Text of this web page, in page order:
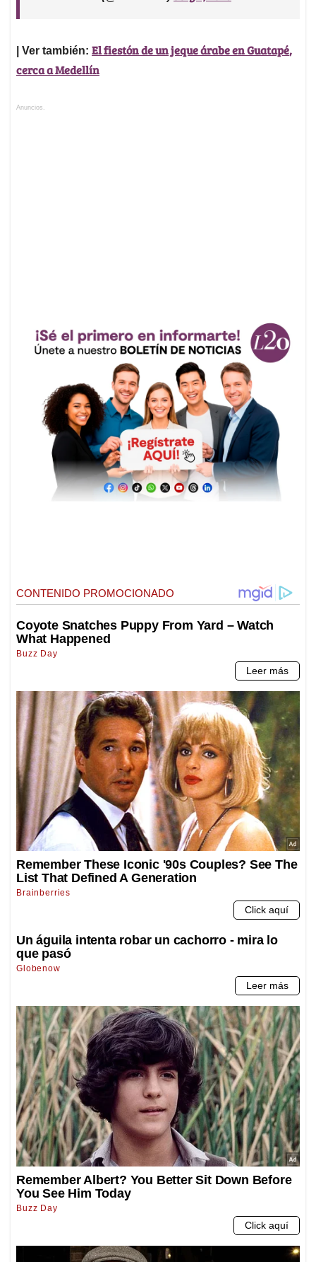
| Ver también: El fiestón de un jeque árabe enGuatapé,
cerca a Medellín
Anuncios.